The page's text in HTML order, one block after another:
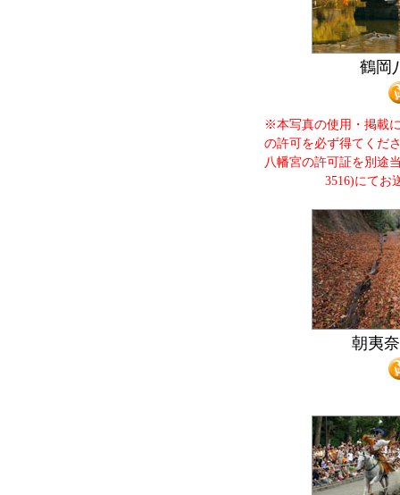
鶴岡
※本写真の使用・掲載
の許可を必ず得てくだ
八幡宮の許可証を別途
3516)にてお
朝夷